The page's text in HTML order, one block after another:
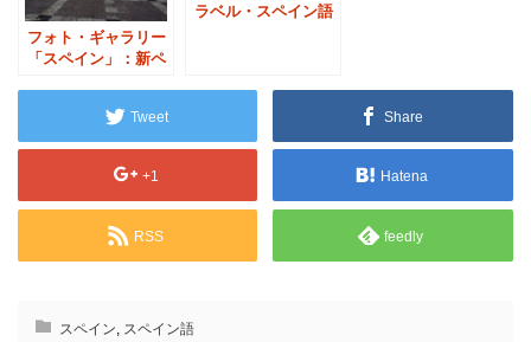
フォト・ギャラリー
「スペイン」：新ペ
ラベル・スペイン語
Tweet Share
+1 Hatena
RSS feedly
スペイン, スペイン語